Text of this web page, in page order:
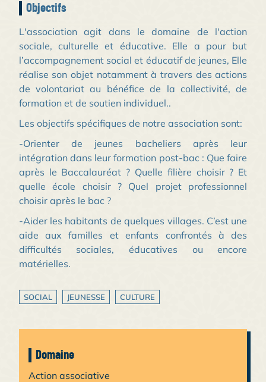
Objectifs
L'association agit dans le domaine de l'action
sociale, culturelle et éducative. Elle a pour but
l’accompagnement social et éducatif de jeunes, Elle
réalise son objet notamment à travers des actions
de volontariat au bénéfice de la collectivité, de
formation et de soutien individuel..
Les objectifs spécifiques de notre association sont:
-Orienter de jeunes bacheliers après leur
intégration dans leur formation post-bac : Que faire
après le Baccalauréat ? Quelle filière choisir ? Et
quelle école choisir ? Quel projet professionnel
choisir après le bac ?
-Aider les habitants de quelques villages. C’est une
aide aux familles et enfants confrontés à des
difficultés sociales, éducatives ou encore
matérielles.
SOCIAL JEUNESSE CULTURE
Domaine
Action associative